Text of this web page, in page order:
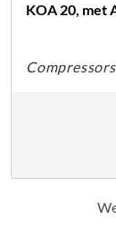
KOA 20, met
Compressors